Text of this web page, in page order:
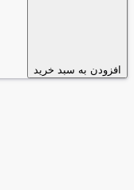
افزودن به سبد خرید